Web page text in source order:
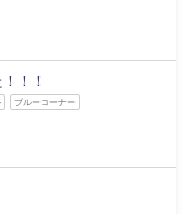
！！
ブルーコーナー